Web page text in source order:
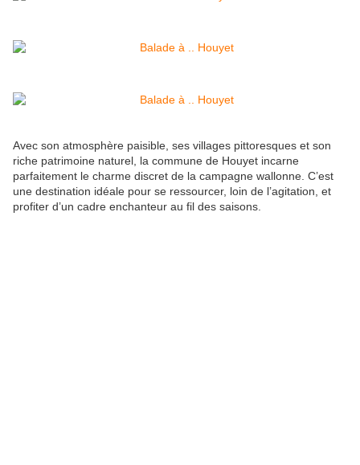
Avec son atmosphère paisible, ses villages pittoresques et son
riche patrimoine naturel, la commune de Houyet incarne
parfaitement le charme discret de la campagne wallonne. C’est
une destination idéale pour se ressourcer, loin de l’agitation, et
profiter d’un cadre enchanteur au fil des saisons.